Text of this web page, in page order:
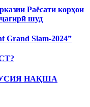
Раёсати корҳои
шуд
Grand Slam-2024”
НАҚША